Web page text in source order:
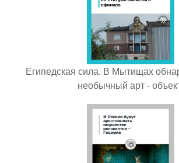
Египедская сила. В Мытищах
необычный арт -